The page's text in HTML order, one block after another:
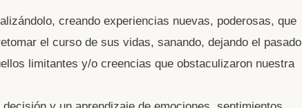
creando experiencias nuevas, poderosas, que
el curso de sus vidas, sanando, dejando el pasado
limitantes y/o creencias que obstaculizaron nuestra